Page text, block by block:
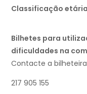
Classificação
Bilhetes para
dificuldades na
Contacte a
217 905 155